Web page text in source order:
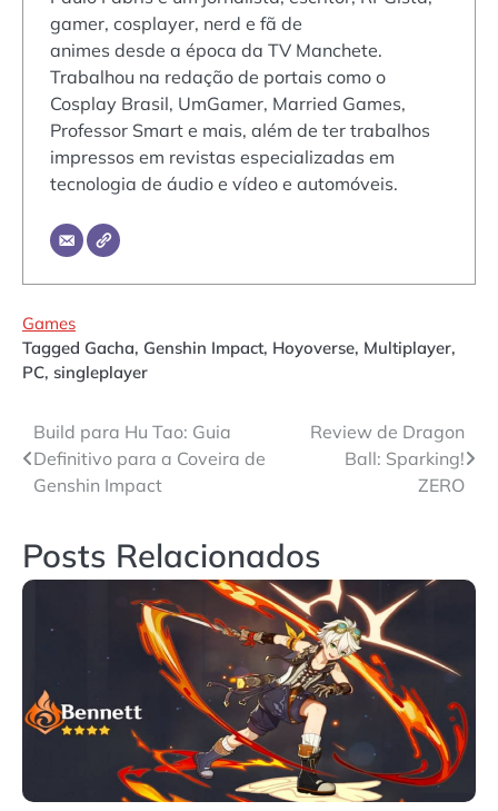
gamer, cosplayer, nerd e fã de
animes desde a época da TV Manchete.
Trabalhou na redação de portais como o
Cosplay Brasil, UmGamer, Married Games,
Professor Smart e mais, além de ter trabalhos
impressos em revistas especializadas em
tecnologia de áudio e vídeo e automóveis.
Games
Tagged Gacha, Genshin Impact, Hoyoverse, Multiplayer,
PC, singleplayer
Navegação
de
Build para Hu Tao: Guia
Definitivo para a Coveira de
Genshin Impact
Review de Dragon
Ball: Sparking!
ZERO
Posts Relacionados